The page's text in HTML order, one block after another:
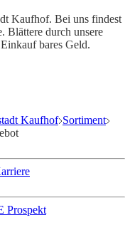
Kaufhof. Bei uns findest
Blättere durch unsere
bares Geld.
Kaufhof Sortiment
Prospekt